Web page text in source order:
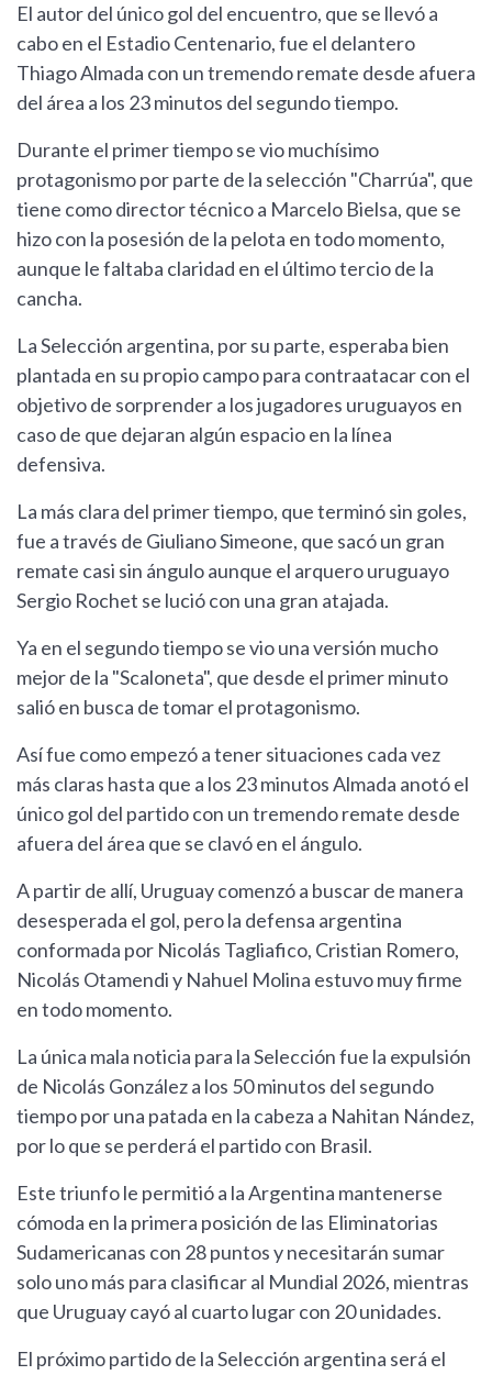
El autor del único gol del encuentro, que se llevó a
cabo en el Estadio Centenario, fue el delantero
Thiago Almada con un tremendo remate desde afuera
del área a los 23 minutos del segundo tiempo.
Durante el primer tiempo se vio muchísimo
protagonismo por parte de la selección "Charrúa", que
tiene como director técnico a Marcelo Bielsa, que se
hizo con la posesión de la pelota en todo momento,
aunque le faltaba claridad en el último tercio de la
cancha.
La Selección argentina, por su parte, esperaba bien
plantada en su propio campo para contraatacar con el
objetivo de sorprender a los jugadores uruguayos en
caso de que dejaran algún espacio en la línea
defensiva.
La más clara del primer tiempo, que terminó sin goles,
fue a través de Giuliano Simeone, que sacó un gran
remate casi sin ángulo aunque el arquero uruguayo
Sergio Rochet se lució con una gran atajada.
Ya en el segundo tiempo se vio una versión mucho
mejor de la "Scaloneta", que desde el primer minuto
salió en busca de tomar el protagonismo.
Así fue como empezó a tener situaciones cada vez
más claras hasta que a los 23 minutos Almada anotó el
único gol del partido con un tremendo remate desde
afuera del área que se clavó en el ángulo.
A partir de allí, Uruguay comenzó a buscar de manera
desesperada el gol, pero la defensa argentina
conformada por Nicolás Tagliafico, Cristian Romero,
Nicolás Otamendi y Nahuel Molina estuvo muy firme
en todo momento.
La única mala noticia para la Selección fue la expulsión
de Nicolás González a los 50 minutos del segundo
tiempo por una patada en la cabeza a Nahitan Nández,
por lo que se perderá el partido con Brasil.
Este triunfo le permitió a la Argentina mantenerse
cómoda en la primera posición de las Eliminatorias
Sudamericanas con 28 puntos y necesitarán sumar
solo uno más para clasificar al Mundial 2026, mientras
que Uruguay cayó al cuarto lugar con 20 unidades.
El próximo partido de la Selección argentina será el